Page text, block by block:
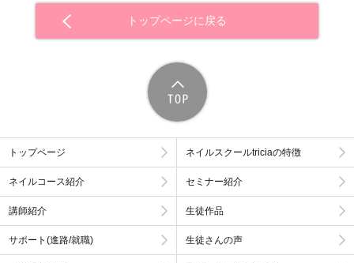
トップページに戻る
トップページ ネイルスクールtriciaの特徴
ネイルコース紹介 セミナー紹介
講師紹介 生徒作品
サポート(進路/就職) 生徒さんの声